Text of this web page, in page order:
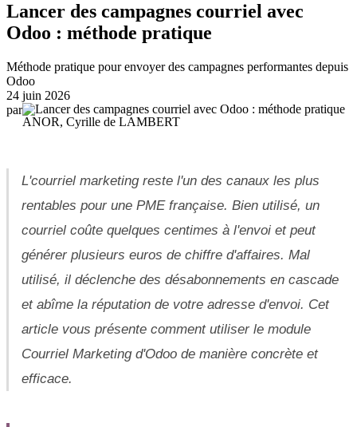
Lancer des campagnes courriel avec
Odoo : méthode pratique
Méthode pratique pour envoyer des campagnes performantes depuis
Odoo
24 juin 2026
par
ANOR, Cyrille de LAMBERT
L'courriel marketing reste l'un des canaux les plus
rentables pour une PME française. Bien utilisé, un
courriel coûte quelques centimes à l'envoi et peut
générer plusieurs euros de chiffre d'affaires. Mal
utilisé, il déclenche des désabonnements en cascade
et abîme la réputation de votre adresse d'envoi. Cet
article vous présente comment utiliser le module
Courriel Marketing d'Odoo de manière concrète et
efficace.